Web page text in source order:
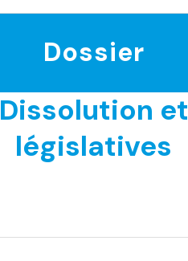
Dossier
Dissolution et
législatives